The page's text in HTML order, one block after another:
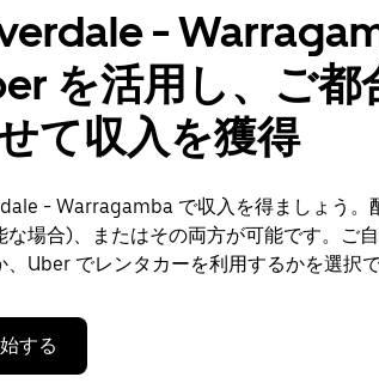
-
を活用し、ご都
て収入を獲得
- Warragamba で収入を得ましょう。
な場合)、またはその両方が可能です。ご
、Uber でレンタカーを利用するかを選択で
する